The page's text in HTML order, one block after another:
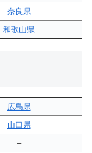
奈良県
和歌山県
広島県
山口県
–